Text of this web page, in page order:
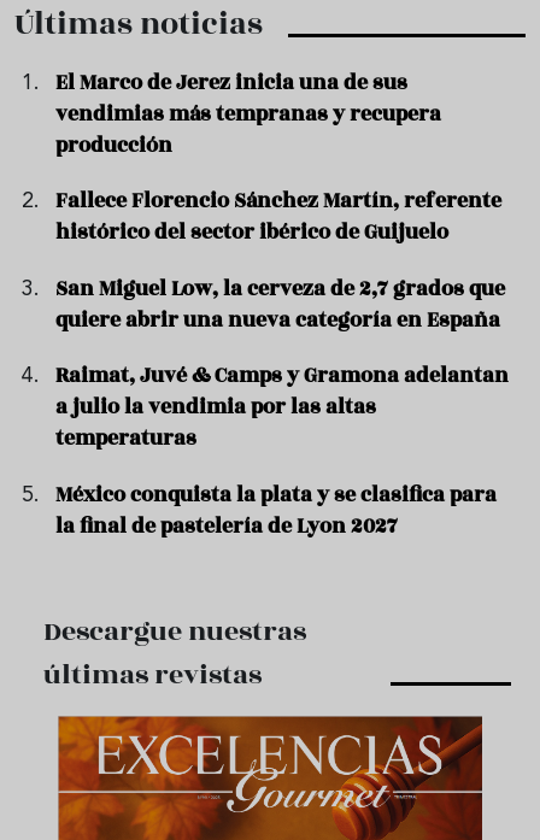
Últimas noticias
El Marco de Jerez inicia una de sus
vendimias más tempranas y recupera
producción
Fallece Florencio Sánchez Martín, referente
histórico del sector ibérico de Guijuelo
San Miguel Low, la cerveza de 2,7 grados que
quiere abrir una nueva categoría en España
Raimat, Juvé & Camps y Gramona adelantan
a julio la vendimia por las altas
temperaturas
México conquista la plata y se clasifica para
la final de pastelería de Lyon 2027
Descargue nuestras
últimas revistas